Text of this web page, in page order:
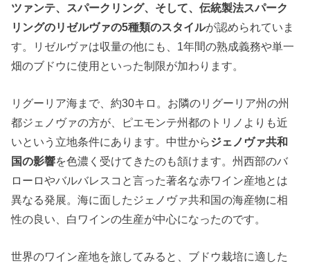
ツァンテ、スパークリング、そして、伝統製法スパーク
リングのリゼルヴァの5種類のスタイルが認められていま
す。リゼルヴァは収量の他にも、1年間の熟成義務や単一
畑のブドウに使用といった制限が加わります。
リグーリア海まで、約30キロ。お隣のリグーリア州の州
都ジェノヴァの方が、ピエモンテ州都のトリノよりも近
いという立地条件にあります。中世からジェノヴァ共和
国の影響を色濃く受けてきたのも頷けます。州西部のバ
ローロやバルバレスコと言った著名な赤ワイン産地とは
異なる発展。海に面したジェノヴァ共和国の海産物に相
性の良い、白ワインの生産が中心になったのです。
世界のワイン産地を旅してみると、ブドウ栽培に適した